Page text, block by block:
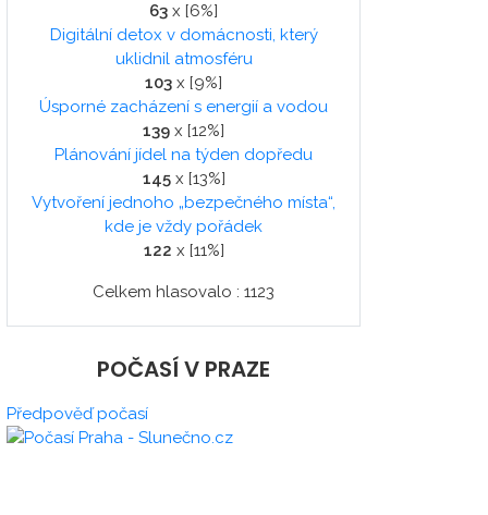
63 x [6%]
Digitální detox v domácnosti, který
uklidnil atmosféru
103 x [9%]
Úsporné zacházení s energií a vodou
139 x [12%]
Plánování jídel na týden dopředu
145x [13%]
Vytvoření jednoho „bezpečného místa“,
kde je vždy pořádek
122 x [11%]
Celkem hlasovalo : 1123
POČASÍ V PRAZE
Předpověď počasí